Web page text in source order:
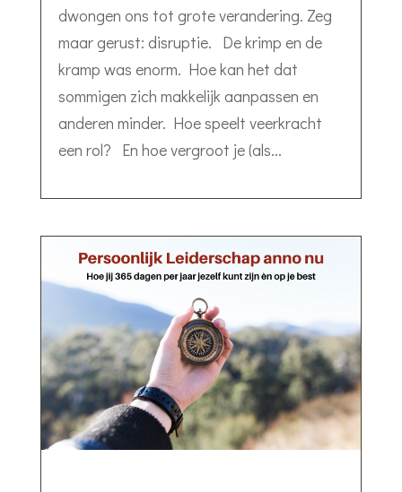
dwongen ons tot grote verandering. Zeg
maar gerust: disruptie. De krimp en de
kramp was enorm. Hoe kan het dat
sommigen zich makkelijk aanpassen en
anderen minder. Hoe speelt veerkracht
een rol? En hoe vergroot je (als...